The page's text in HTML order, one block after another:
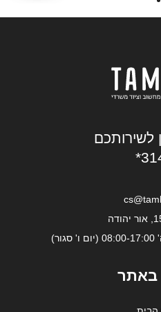
לשירותכם
באתר